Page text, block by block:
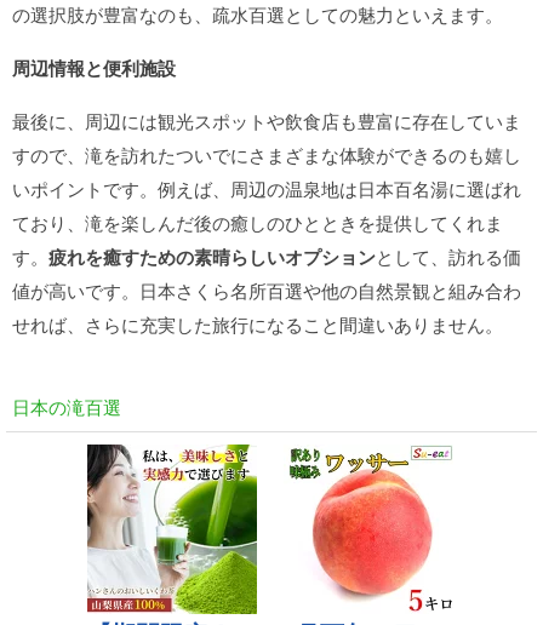
の選択肢が豊富なのも、疏水百選としての魅力といえます。
周辺情報と便利施設
最後に、周辺には観光スポットや飲食店も豊富に存在していま
すので、滝を訪れたついでにさまざまな体験ができるのも嬉し
いポイントです。例えば、周辺の温泉地は日本百名湯に選ばれ
ており、滝を楽しんだ後の癒しのひとときを提供してくれま
す。 疲れを癒すための素晴らしいオプションとして、訪れる価
値が高いです。日本さくら名所百選や他の自然景観と組み合わ
せれば、さらに充実した旅行になること間違いありません。
日本の滝百選